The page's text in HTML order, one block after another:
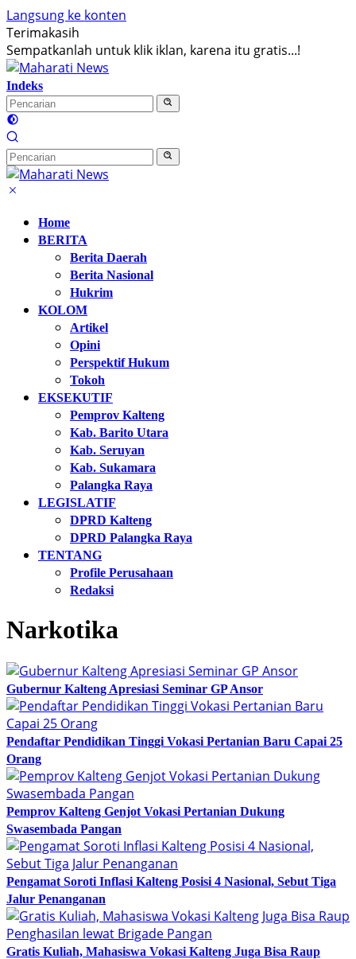
Langsung ke konten
Terimakasih
Sempatkanlah untuk klik iklan, karena itu gratis...!
Indeks
Home
BERITA
Berita Daerah
Berita Nasional
Hukrim
KOLOM
Artikel
Opini
Perspektif Hukum
Tokoh
EKSEKUTIF
Pemprov Kalteng
Kab. Barito Utara
Kab. Seruyan
Kab. Sukamara
Palangka Raya
LEGISLATIF
DPRD Kalteng
DPRD Palangka Raya
TENTANG
Profile Perusahaan
Redaksi
Narkotika
Gubernur Kalteng Apresiasi Seminar GP Ansor
Pendaftar Pendidikan Tinggi Vokasi Pertanian Baru Capai 25
Orang
Pemprov Kalteng Genjot Vokasi Pertanian Dukung
Swasembada Pangan
Pengamat Soroti Inflasi Kalteng Posisi 4 Nasional, Sebut Tiga
Jalur Penanganan
Gratis Kuliah, Mahasiswa Vokasi Kalteng Juga Bisa Raup